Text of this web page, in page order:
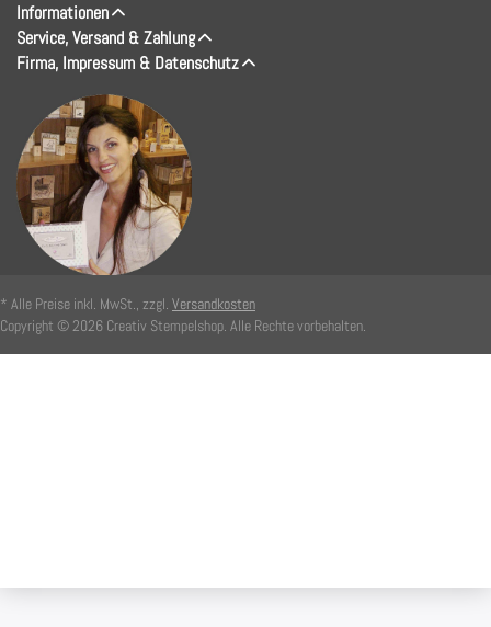
Informationen
Service, Versand & Zahlung
Firma, Impressum & Datenschutz
* Alle Preise inkl. MwSt., zzgl. Versandkosten
Copyright © 2026 Creativ Stempelshop. Alle Rechte vorbehalten.